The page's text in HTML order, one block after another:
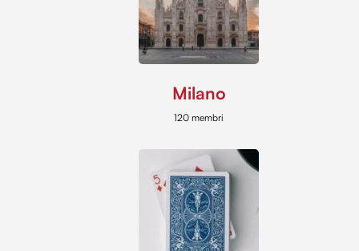
Milano
120 membri